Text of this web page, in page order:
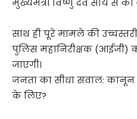
साथ ही पूरे मामले की
पुलिस महानिरीक्षक (आईजी)
जाएगी।
जनता का सीधा सवाल:
के लिए?